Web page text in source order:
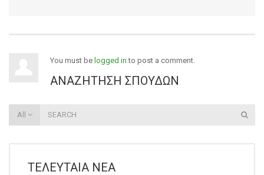
You must be logged in to post a comment.
ΑΝΑΖΉΤΗΣΗ ΣΠΟΥΔΏΝ
All
ΤΕΛΕΥΤΑΊΑ ΝΈΑ